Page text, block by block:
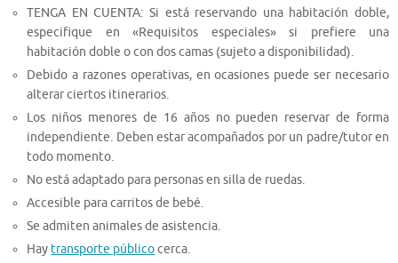
TENGA EN CUENTA: Si está reservando una habitación doble,
especifique en «Requisitos especiales» si prefiere una
habitación doble o con dos camas (sujeto a disponibilidad).
Debido a razones operativas, en ocasiones puede ser necesario
alterar ciertos itinerarios.
Los niños menores de 16 años no pueden reservar de forma
independiente. Deben estar acompañados por un padre/tutor en
todo momento.
No está adaptado para personas en silla de ruedas.
Accesible para carritos de bebé.
Se admiten animales de asistencia.
Hay transporte públicocerca.